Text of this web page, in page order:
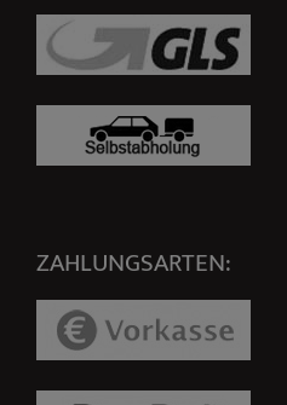
ZAHLUNGSARTEN: